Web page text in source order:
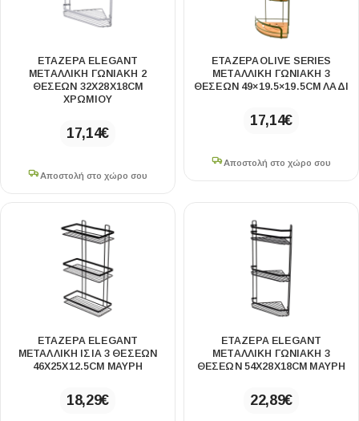
ΕΤΑΖΕΡΑ ELEGANT
ΜΕΤΑΛΛΙΚΗ ΓΩΝΙΑΚΗ 2
ΘΕΣΕΩΝ 32X28X18CM
ΧΡΩΜΙΟΥ
17,14€
Αποστολή στο χώρο σου
ΕΤΑΖΕΡΑOLIVE SERIES
ΜΕΤΑΛΛΙΚΗ ΓΩΝΙΑΚΗ 3
ΘΕΣΕΩΝ 49×19.5×19.5CM ΛΑΔΙ
17,14€
Αποστολή στο χώρο σου
ΕΤΑΖΕΡΑ ELEGANT
ΜΕΤΑΛΛΙΚΗ ΙΣΙΑ 3 ΘΕΣΕΩΝ
46X25X12.5CM ΜΑΥΡΗ
18,29€
ΕΤΑΖΕΡΑ ELEGANT
ΜΕΤΑΛΛΙΚΗ ΓΩΝΙΑΚΗ 3
ΘΕΣΕΩΝ 54X28X18CM ΜΑΥΡΗ
22,89€